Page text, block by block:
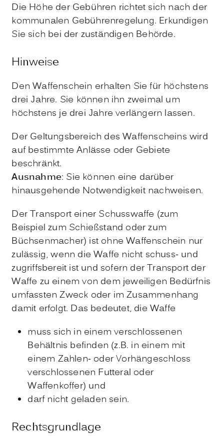
Die Höhe der Gebühren richtet sich nach der
kommunalen Gebührenregelung. Erkundigen
Sie sich bei der zuständigen Behörde.
Hinweise
Den Waffenschein erhalten Sie für höchstens
drei Jahre. Sie können ihn zweimal um
höchstens je drei Jahre verlängern lassen.
Der Geltungsbereich des Waffenscheins wird
auf bestimmte Anlässe oder Gebiete
beschränkt.
Ausnahme: Sie können eine darüber
hinausgehende Notwendigkeit nachweisen.
Der Transport einer Schusswaffe (zum
Beispiel zum Schießstand oder zum
Büchsenmacher) ist ohne Waffenschein nur
zulässig, wenn die Waffe nicht schuss- und
zugriffsbereit ist und sofern der Transport der
Waffe zu einem von dem jeweiligen Bedürfnis
umfassten Zweck oder im Zusammenhang
damit erfolgt. Das bedeutet, die Waffe
muss sich in einem verschlossenen
Behältnis befinden (z.B. in einem mit
einem Zahlen- oder Vorhängeschloss
verschlossenen Futteral oder
Waffenkoffer) und
darf nicht geladen sein.
Rechtsgrundlage